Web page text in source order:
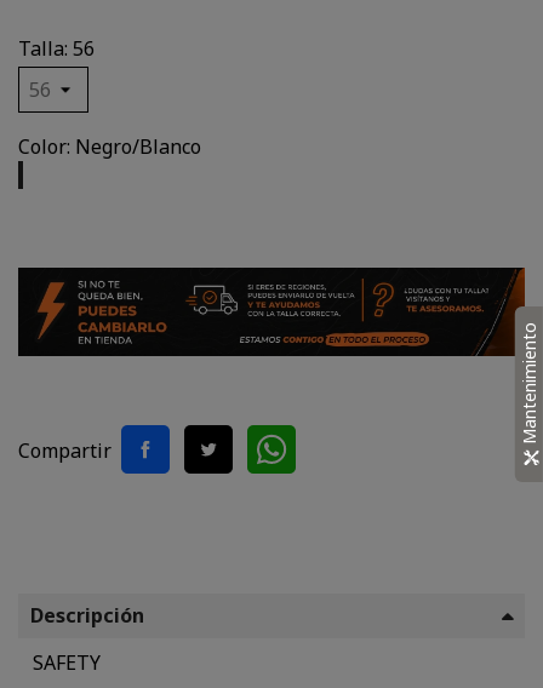
Talla: 56
Color: Negro/Blanco
Compartir
Descripción
SAFETY
Mantenimiento